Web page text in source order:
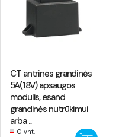
CT antrinės grandinės
5A(18V) apsaugos
modulis, esand
grandinės nutrūkimui
arba ...
0 vnt.